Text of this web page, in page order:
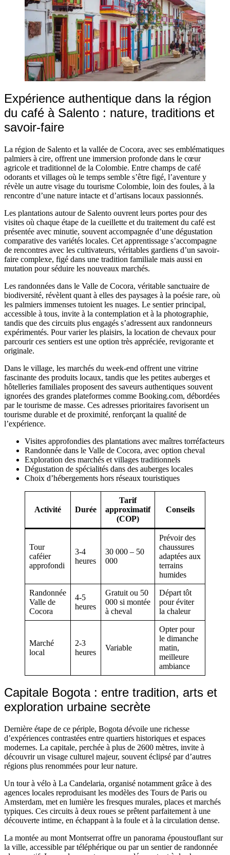
Expérience authentique dans la région
du café à Salento : nature, traditions et
savoir-faire
La région de Salento et la vallée de Cocora, avec ses emblématiques
palmiers à cire, offrent une immersion profonde dans le cœur
agricole et traditionnel de la Colombie. Entre champs de café
odorants et villages où le temps semble s’être figé, l’aventure y
révèle un autre visage du tourisme Colombie, loin des foules, à la
rencontre d’une nature intacte et d’artisans locaux passionnés.
Les plantations autour de Salento ouvrent leurs portes pour des
visites où chaque étape de la cueillette et du traitement du café est
présentée avec minutie, souvent accompagnée d’une dégustation
comparative des variétés locales. Cet apprentissage s’accompagne
de rencontres avec les cultivateurs, véritables gardiens d’un savoir-
faire complexe, figé dans une tradition familiale mais aussi en
mutation pour séduire les nouveaux marchés.
Les randonnées dans le Valle de Cocora, véritable sanctuaire de
biodiversité, révèlent quant à elles des paysages à la poésie rare, où
les palmiers immenses tutoient les nuages. Le sentier principal,
accessible à tous, invite à la contemplation et à la photographie,
tandis que des circuits plus engagés s’adressent aux randonneurs
expérimentés. Pour varier les plaisirs, la location de chevaux pour
parcourir ces sentiers est une option très appréciée, revigorante et
originale.
Dans le village, les marchés du week-end offrent une vitrine
fascinante des produits locaux, tandis que les petites auberges et
hôtelleries familiales proposent des saveurs authentiques souvent
ignorées des grandes plateformes comme Booking.com, débordées
par le tourisme de masse. Ces adresses prioritaires favorisent un
tourisme durable et de proximité, renforçant la qualité de
l’expérience.
Visites approfondies des plantations avec maîtres torréfacteurs
Randonnée dans le Valle de Cocora, avec option cheval
Exploration des marchés et villages traditionnels
Dégustation de spécialités dans des auberges locales
Choix d’hébergements hors réseaux touristiques
Activité Durée
Tarif
approximatif
(COP)
Conseils
Tour
caféier
approfondi
3-4
heures
30 000 – 50
000
Prévoir des
chaussures
adaptées aux
terrains
humides
Randonnée
Valle de
Cocora
4-5
heures
Gratuit ou 50
000 si montée
à cheval
Départ tôt
pour éviter
la chaleur
Marché
local
2-3
heures
Variable
Opter pour
le dimanche
matin,
meilleure
ambiance
Capitale Bogota : entre tradition, arts et
exploration urbaine secrète
Dernière étape de ce périple, Bogota dévoile une richesse
d’expériences contrastées entre quartiers historiques et espaces
modernes. La capitale, perchée à plus de 2600 mètres, invite à
découvrir un visage culturel majeur, souvent éclipsé par d’autres
régions plus renommées pour leur nature.
Un tour à vélo à La Candelaria, organisé notamment grâce à des
agences locales reproduisant les modèles des Tours de Paris ou
Amsterdam, met en lumière les fresques murales, places et marchés
typiques. Ces circuits à deux roues se prêtent parfaitement à une
découverte intime, en échappant à la foule et à la circulation dense.
La montée au mont Montserrat offre un panorama époustouflant sur
la ville, accessible par téléphérique ou par un sentier de randonnée